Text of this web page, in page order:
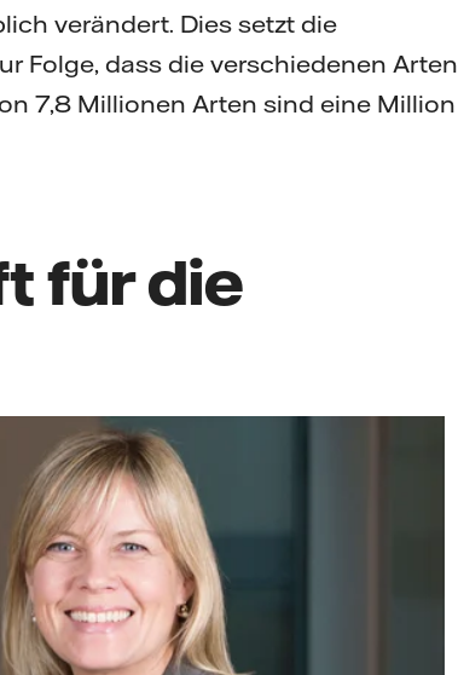
verändert. Dies setzt die
Folge, dass die verschiedenen Arten
7,8 Millionen Arten sind eine Million
für die